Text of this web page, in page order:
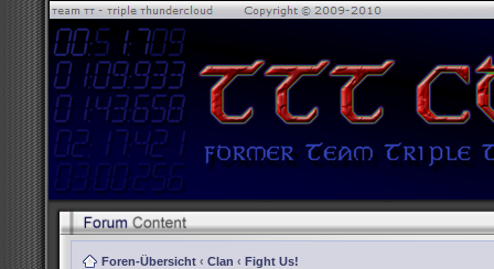
Foren-Übersicht ‹ Clan ‹ Fight Us!